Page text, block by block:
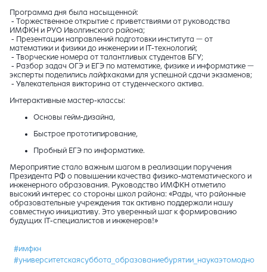
Программа дня была насыщенной:
- Торжественное открытие с приветствиями от руководства
ИМФКН и РУО Иволгинского района;
- Презентации направлений подготовки института — от
математики и физики до инженерии и IT-технологий;
- Творческие номера от талантливых студентов БГУ;
- Разбор задач ОГЭ и ЕГЭ по математике, физике и информатике —
эксперты поделились лайфхаками для успешной сдачи экзаменов;
- Увлекательная викторина от студенческого актива.
Интерактивные мастер-классы:
Основы гейм-дизайна,
Быстрое прототипирование,
Пробный ЕГЭ по информатике.
Мероприятие стало важным шагом в реализации поручения
Президента РФ о повышении качества физико-математического и
инженерного образования. Руководство ИМФКН отметило
высокий интерес со стороны школ района: «Рады, что районные
образовательные учреждения так активно поддержали нашу
совместную инициативу. Это уверенный шаг к формированию
будущих IT-специалистов и инженеров!»
#имфкн
#университетскаясуббота_образованиебурятии_наукаэтомодно